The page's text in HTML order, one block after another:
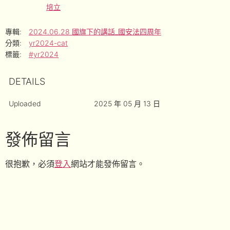
培立
專輯:
2024.06.28 國旗下的講話_國安法四周年
分類:
yr2024-cat
標籤:
#yr2024
DETAILS
Uploaded 2025 年 05 月 13 日
發佈留言
很抱歉，必須登入網站才能發佈留言。